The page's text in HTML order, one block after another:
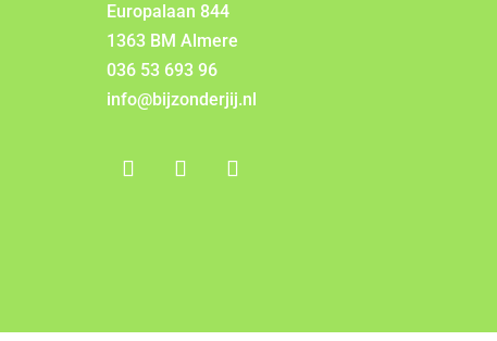
Europalaan 844
1363 BM Almere
036 53 693 96
info@bijzonderjij.nl